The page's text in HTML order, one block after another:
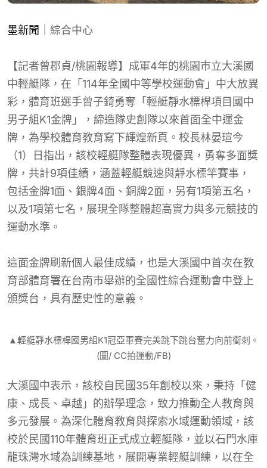
墨新聞 ｜綜合中心
【記者曾郡貞/桃園報導】成軍4年的桃園市立大溪國
中輕艇隊，在「114年全國中等學校運動會」中大放異
彩，體育班選手曾子錡勇奪「輕艇靜水標桿項目國中
男子組K1金牌」，締造隊史創隊以來首面全中運金
牌，為學校體育教育寫下輝煌新頁。校長林晏瑄今
（1）日指出，該校輕艇隊整體表現優異，勇奪多面獎
牌，共計9項佳績，涵蓋輕艇競速與靜水標竿賽事，
包括金牌1面、銀牌4面、銅牌2面，另有1項第五名，
以及1項第七名，展現全隊整體超高實力與多元競技的
運動水準。
這面金牌刷新個人最佳成績，也是大溪國中首次在教
育部體育署在台南市舉辦的全國性綜合運動會中登上
頒獎台，具有歷史性的意義。
▲輕艇靜水標桿國男組K1冠亞軍賽完美跳下跳台奮力向前衝刺。
(圖/ CC拍運動/FB)
大溪國中表示，該校自民國35年創校以來，秉持「健
康、成長、卓越」的辦學理念，致力推動全人教育與
多元發展。為深化體育教育與探索水域運動領域，該
校於民國110年體育班正式成立輕艇隊，並以石門水庫
龍珠灣水域為訓練基地，展開專業輕艇訓練，以在全